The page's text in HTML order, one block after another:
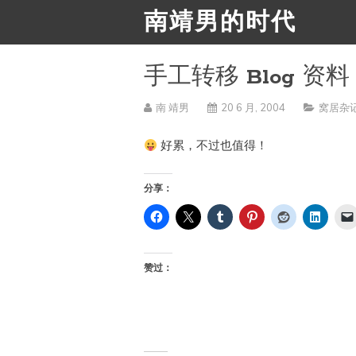
南靖男的时代
手工转移 Blog 资料
南 靖男 20 6 月, 2004 窝居杂
好累，不过也值得！
分享：
赞过：